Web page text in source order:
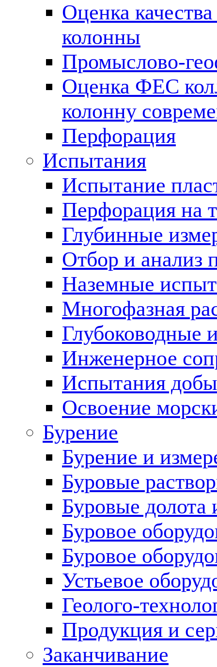
Оценка
колонны
Промыслово-
Оценка ФЕС
колонну
Перфорация
Испытания
Испытание
Перфорация на
Глубинные
Отбор и анализ
Наземные
Многофазная
Глубоководные
Инженерное
Испытания
Освоение
Бурение
Бурение и
Буровые
Буровые долота
Буровое
Буровое
Устьевое
Геолого-
Продукция и
Заканчивание